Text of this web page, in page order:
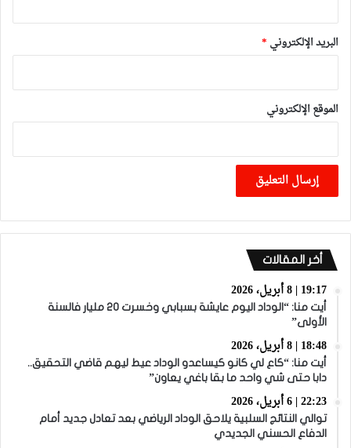
البريد الإلكتروني *
الموقع الإلكتروني
أخر المقالات
19:17 | 8 أبريل، 2026
أيت منا: “الوداد اليوم عايشة بسبابي وخسرت 20 مليار فالسنة
الأولى”
18:48 | 8 أبريل، 2026
أيت منا: “كاع لي كانو كيساعدو الوداد عيط ليهم قاضي التحقيق..
دابا حتى شي واحد ما بقا باغي يعاون”
22:23 | 6 أبريل، 2026
توالي النتائج السلبية يلاحق الوداد الرياضي بعد تعادل جديد أمام
الدفاع الحسني الجديدي